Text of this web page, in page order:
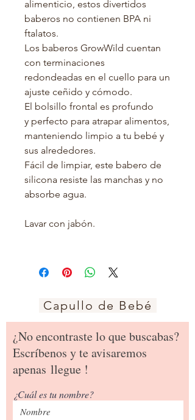
alimenticio, estos divertidos
baberos no contienen BPA ni
ftalatos.
Los baberos GrowWild cuentan
con terminaciones
redondeadas en el cuello para un
ajuste ceñido y cómodo.
El bolsillo frontal es profundo
y perfecto para atrapar alimentos,
manteniendo limpio a tu bebé y
sus alrededores.
Fácil de limpiar, este babero de
silicona resiste las manchas y no
absorbe agua.
Lavar con jabón.
Capullo de Bebé
¿No encontraste lo que buscabas?
Escríbenos y te avisaremos
apenas llegue !
¿Cuál es tu nombre?